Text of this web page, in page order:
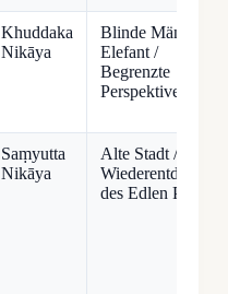
Khuddaka
Nikāya
Blinde Männer &
Elefant /
Begrenzte
Perspektiven
Saṃyutta
Nikāya
Alte Stadt /
Wiederentdeckung
des Edlen Pfades